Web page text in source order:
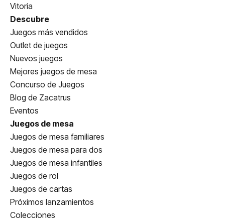
Vitoria
Descubre
Juegos más vendidos
Outlet de juegos
Nuevos juegos
Mejores juegos de mesa
Concurso de Juegos
Blog de Zacatrus
Eventos
Juegos de mesa
Juegos de mesa familiares
Juegos de mesa para dos
Juegos de mesa infantiles
Juegos de rol
Juegos de cartas
Próximos lanzamientos
Colecciones